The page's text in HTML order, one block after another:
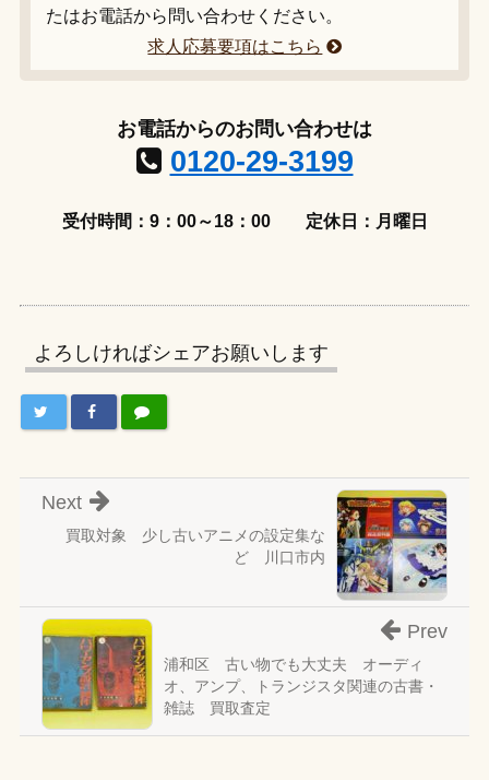
たはお電話から問い合わせください。
求人応募要項はこちら
お電話からのお問い合わせは
0120-29-3199
受付時間：9：00～18：00 定休日：月曜日
よろしければシェアお願いします
買取対象 少し古いアニメの設定集な
ど 川口市内
Next
浦和区 古い物でも大丈夫 オーディ
オ、アンプ、トランジスタ関連の古書・
雑誌 買取査定
Prev